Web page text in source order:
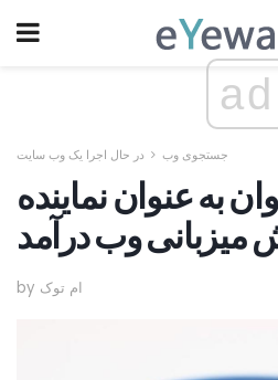
ad
جستجوی وب در حال اجرا یک وب سایت
به عنوان نماینده
میزبانی وب درآمد
by ام توک